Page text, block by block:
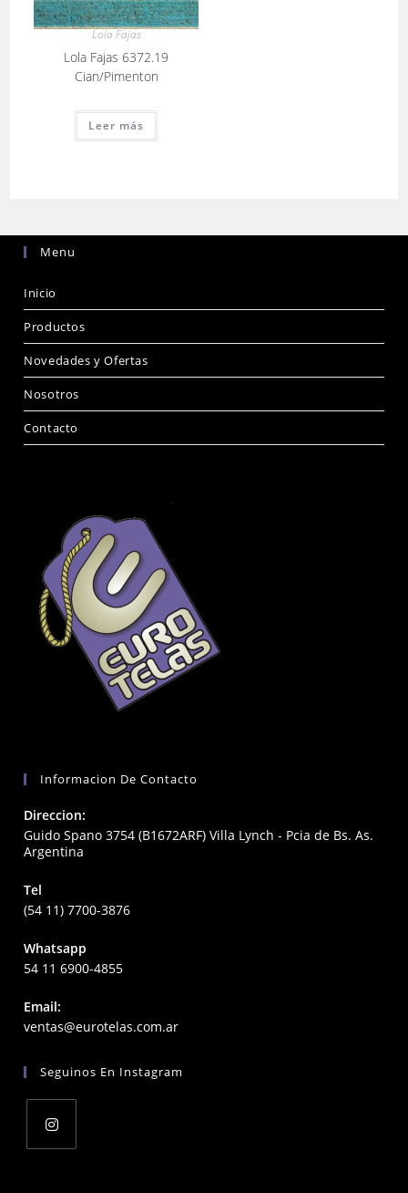
Lola Fajas
Lola Fajas 6372.19
Cian/Pimenton
Leer más
Menu
Inicio
Productos
Novedades y Ofertas
Nosotros
Contacto
Informacion De Contacto
Direccion:
Guido Spano 3754 (B1672ARF) Villa Lynch - Pcia de Bs. As.
Argentina
Tel
(54 11) 7700-3876
Whatsapp
54 11 6900-4855
Email:
ventas@eurotelas.com.arOpens
application
Seguinos En Instagram